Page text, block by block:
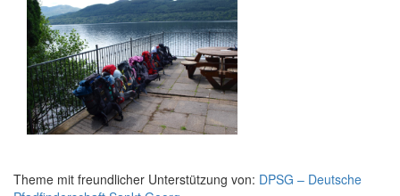
Theme mit freundlicher Unterstützung von: DPSG – Deutsche